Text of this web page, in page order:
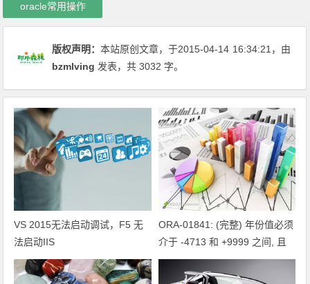
oracle常用操作
版权声明：本站原创文章，于2015-04-14 16:34:21 ，由
bzmlving 发表，共 3032 字。
VS 2015无法启动调试，F5 无
法启动IIS
ORA-01841: (完整) 年份值必须
介于 -4713 和 +9999 之间, 且
不为 0